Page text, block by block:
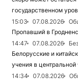
государственном
15:03
07.08.2026
Пропавший в
14:47
07.08.2026
Белорусские и
учения в
14:34
07.08.2026